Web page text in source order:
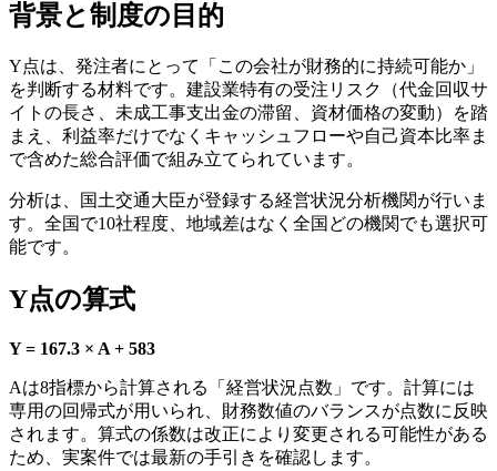
背景と制度の目的
Y点は、発注者にとって「この会社が財務的に持続可能か」
を判断する材料です。建設業特有の受注リスク（代金回収サ
イトの長さ、未成工事支出金の滞留、資材価格の変動）を踏
まえ、利益率だけでなくキャッシュフローや自己資本比率ま
で含めた総合評価で組み立てられています。
分析は、国土交通大臣が登録する経営状況分析機関が行いま
す。全国で10社程度、地域差はなく全国どの機関でも選択可
能です。
Y点の算式
Y = 167.3 × A + 583
Aは8指標から計算される「経営状況点数」です。計算には
専用の回帰式が用いられ、財務数値のバランスが点数に反映
されます。算式の係数は改正により変更される可能性がある
ため、実案件では最新の手引きを確認します。